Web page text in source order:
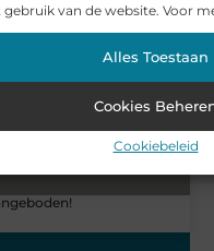
van de website. Voor
Alles Toestaan
Cookies
Cookiebeleid